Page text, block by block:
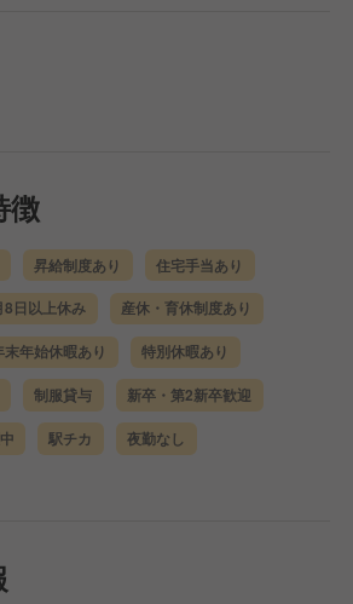
徴
昇給制度あり 住宅手当あり
8日以上休み 産休・育休制度あり
末年始休暇あり 特別休暇あり
制服貸与 新卒・第2新卒歓迎
駅チカ 夜勤なし